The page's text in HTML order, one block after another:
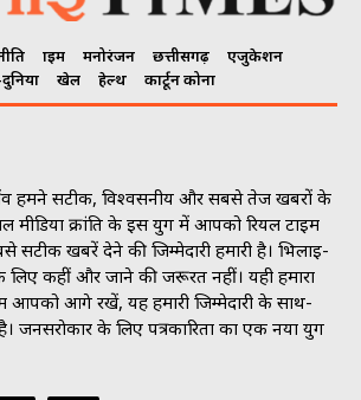
क्राइम मनोरंजन छत्तीसगढ़
एजुकेशन
खेल हेल्थ कार्टून कोना
हमने सटीक, विश्वसनीय और सबसे तेज खबरों के
मीडिया क्रांति के इस युग में आपको रियल टाइम
सटीक खबरें देने की जिम्मेदारी हमारी है। भिलाई-
लिए कहीं और जाने की जरूरत नहीं। यही हमारा
आपको आगे रखें, यह हमारी जिम्मेदारी के साथ-
जनसराेकार के लिए पत्रकारिता का एक नया युग